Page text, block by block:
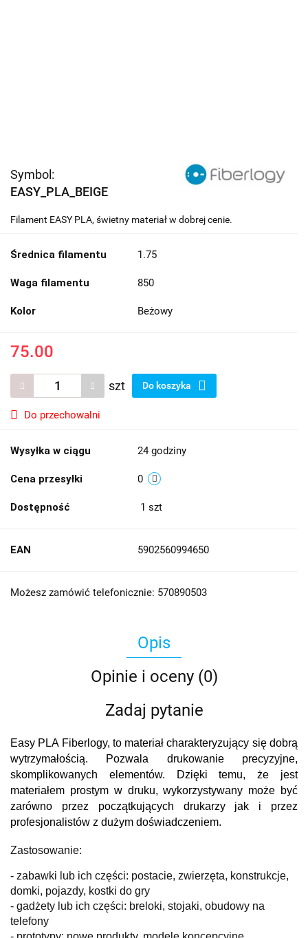
Symbol:
EASY_PLA_BEIGE
Filament EASY PLA, świetny materiał w dobrej cenie.
Średnica filamentu 1.75
Waga filamentu 850
Kolor Beżowy
75.00
szt Do koszyka
Do przechowalni
Wysyłka w ciągu 24 godziny
Cena przesyłki 0
Dostępność 1 szt
EAN 5902560994650
Możesz zamówić telefonicznie: 570890503
Opis
Opinie i oceny (0)
Zadaj pytanie
Easy PLA Fiberlogy, to materiał charakteryzujący się dobrą
wytrzymałością. Pozwala drukowanie precyzyjne,
skomplikowanych elementów. Dzięki temu, że jest
materiałem prostym w druku, wykorzystywany może być
zarówno przez początkujących drukarzy jak i przez
profesjonalistów z dużym doświadczeniem.
Zastosowanie:
- zabawki lub ich części: postacie, zwierzęta, konstrukcje,
domki, pojazdy, kostki do gry
- gadżety lub ich części: breloki, stojaki, obudowy na
telefony